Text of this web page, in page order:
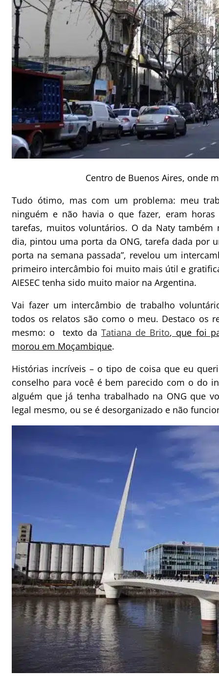
Centro de Buenos Aires, onde
Tudo ótimo, mas com um problema: meu
ninguém e não havia o que fazer, eram
tarefas, muitos voluntários. O da Naty
dia, pintou uma porta da ONG, tarefa dada por
porta na semana passada”, revelou um
primeiro intercâmbio foi muito mais útil e
AIESEC tenha sido muito maior na Argentina.
Vai fazer um intercâmbio de trabalho
todos os relatos são como o meu. Destaco os
mesmo: o texto daTatiana de Brito, que foi
morou em Moçambique.
Histórias incríveis – o tipo de coisa que eu
conselho para você é bem parecido com o do
alguém que já tenha trabalhado na ONG que
legal mesmo, ou se é desorganizado e não